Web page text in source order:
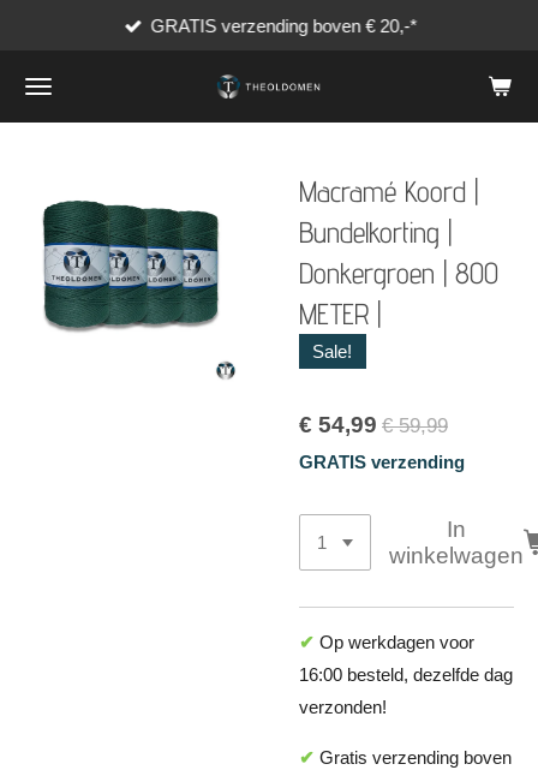
naar
de
GRATIS verzending boven € 20,-*
Macramé Koord |
Bundelkorting |
Donkergroen | 800
METER |
Sale!
€ 54,99 € 59,99
GRATIS verzending
In
winkelwagen
✔ Op werkdagen voor
16:00 besteld, dezelfde dag
verzonden!
✔ Gratis verzending boven